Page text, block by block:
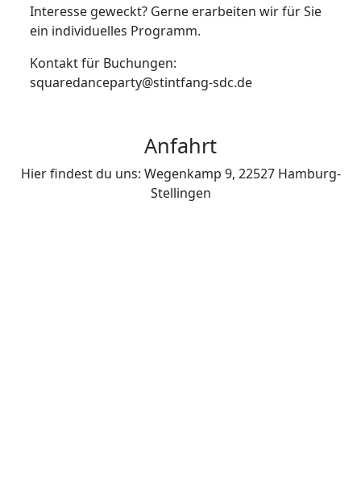
Interesse geweckt? Gerne erarbeiten wir für Sie
ein individuelles Programm.
Kontakt für Buchungen:
squaredanceparty@stintfang-sdc.de
Anfahrt
Hier findest du uns: Wegenkamp 9, 22527 Hamburg-
Stellingen